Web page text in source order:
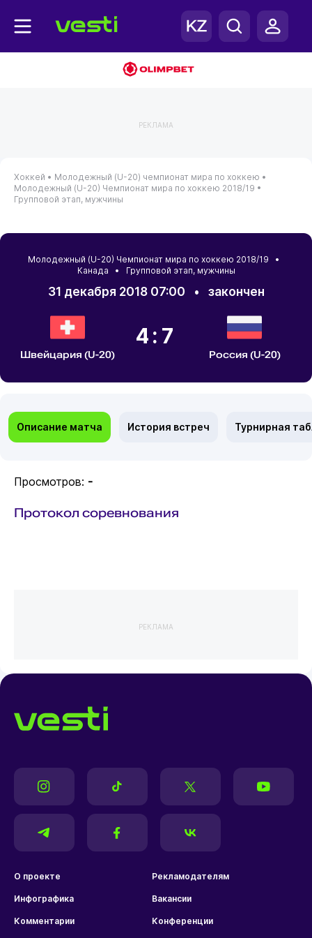
РЕКЛАМА
Хоккей • Молодежный (U-20) чемпионат мира по хоккею •
Молодежный (U-20) Чемпионат мира по хоккею 2018/19 •
Групповой этап, мужчины
Молодежный (U-20) Чемпионат мира по хоккею 2018/19 •
Канада • Групповой этап, мужчины
31 декабря 2018 07:00 • закончен
Швейцария (U-20)
4:7
Россия (U-20)
Описание матча История встреч Турнирная
Просмотров: -
Протокол соревнования
РЕКЛАМА
О проекте Рекламодателям
Инфографика Вакансии
Комментарии Конференции